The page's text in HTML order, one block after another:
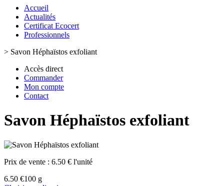
Accueil
Actualités
Certificat Ecocert
Professionnels
> Savon Héphaïstos exfoliant
Accès direct
Commander
Mon compte
Contact
Savon Héphaïstos exfoliant
Prix de vente : 6.50 € l'unité
6.50 €100 g